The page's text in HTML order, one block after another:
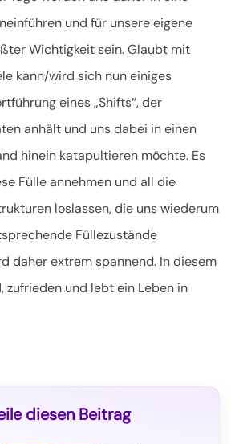
und für unsere eigene
Wichtigkeit sein. Glaubt mit
kann/wird sich nun einiges
eines „Shifts“, der
anhält und uns dabei in einen
hinein katapultieren möchte. Es
Fülle annehmen und all die
loslassen, die uns wiederum
Füllezustände
daher extrem spannend. In diesem
zufrieden und lebt ein Leben in
diesen Beitrag